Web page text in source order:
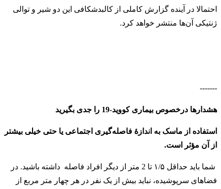
احتمالا در آینده گزارش کاملی از کالبدشکافی این دو شیر و توالی
ژنتیکی آن‌ها منتشر خواهد کرد.
-------
هشدارها درخصوص بیماری کووید-19 را جدی بگیرید
استفاده از ماسک به اندازهٔ فاصله‌گیری اجتماعی یا حتی خیلی بیشتر
از آن مؤثر است.
شما باید حداقل ۱/۵ تا 2 متر از دیگر افراد فاصله داشته باشید. در
فضاهای سرپوشیده، نباید بیش از یک نفر در هر چهار متر مربع از